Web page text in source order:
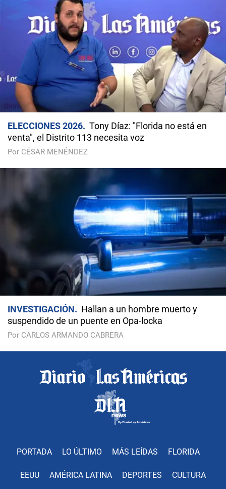
ELECCIONES 2026
Tony Díaz: "Florida no está en
venta", el Distrito 113 necesita voz
Por CÉSAR MENÉNDEZ
INVESTIGACIÓN
Hallan a un hombre muerto y
suspendido de un puente en Opa-locka
Por CARLOS ARMANDO CABRERA
PORTADA LO ÚLTIMO MÁS LEÍDAS FLORIDA
EEUU AMÉRICA LATINA DEPORTES CULTURA